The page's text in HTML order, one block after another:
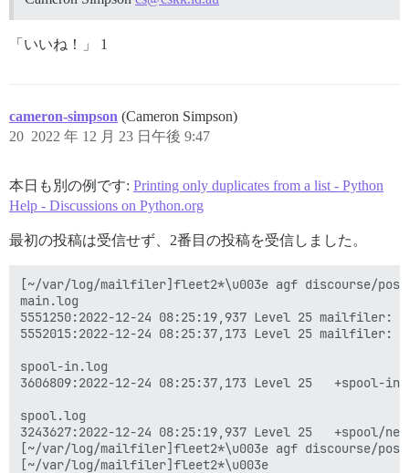
「いいね！」 1
cameron-simpson (Cameron Simpson)
2022 年 12 月 23 日午後 9:47
20
本日も別の例です: Printing only duplicates from a list - Python
Help - Discussions on Python.org
最初の投稿は受信せず、2番目の投稿を受信しました。
[~/var/log/mailfiler]fleet2*\u003e agf discourse/post/
main.log
5551250:2022-12-24 08:25:19,937 Level 25 mailfiler: monitor: +spool:
5552015:2022-12-24 08:25:37,173 Level 25 mailfiler: monitor: +spool-in:
spool-in.log
3606809:2022-12-24 08:25:37,173 Level 25   +spool-in/new/
spool.log
3243627:2022-12-24 08:25:19,937 Level 25   +spool/new/
[~/var/log/mailfiler]fleet2*\u003e agf discourse/post/